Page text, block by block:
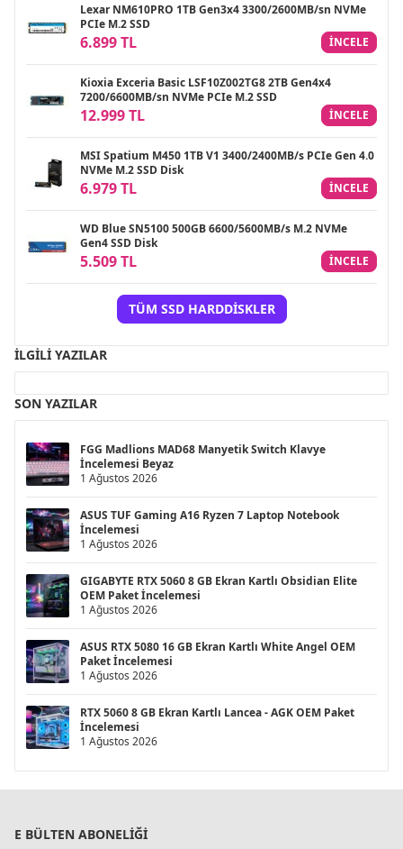
Lexar NM610PRO 1TB Gen3x4 3300/2600MB/sn NVMe
PCIe M.2 SSD
6.899 TL INCELE
Kioxia Exceria Basic LSF10Z002TG8 2TB Gen4x4
7200/6600MB/sn NVMe PCIe M.2 SSD
12.999 TL INCELE
MSI Spatium M450 1TB V1 3400/2400MB/s PCIe Gen 4.0
NVMe M.2 SSD Disk
6.979 TL INCELE
WD Blue SN5100 500GB 6600/5600MB/s M.2 NVMe
Gen4 SSD Disk
5.509 TL INCELE
TÜM SSD HARDDISKLER
İLGILI YAZILAR
SON YAZILAR
FGG Madlions MAD68 Manyetik Switch Klavye
İncelemesi Beyaz
1 Ağustos 2026
ASUS TUF Gaming A16 Ryzen 7 Laptop Notebook
İncelemesi
1 Ağustos 2026
GIGABYTE RTX 5060 8 GB Ekran Kartlı Obsidian Elite
OEM Paket İncelemesi
1 Ağustos 2026
ASUS RTX 5080 16 GB Ekran Kartlı White Angel OEM
Paket İncelemesi
1 Ağustos 2026
RTX 5060 8 GB Ekran Kartlı Lancea - AGK OEM Paket
İncelemesi
1 Ağustos 2026
E BÜLTEN ABONELIĞI